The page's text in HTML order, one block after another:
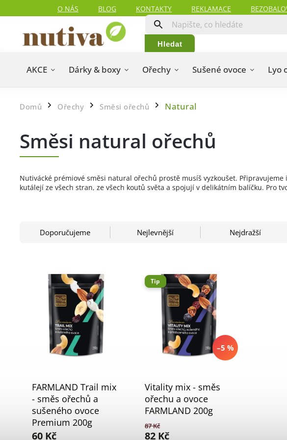
O NÁS BLOG KONTAKTY REKLAMACE
Hledat
AKCE Dárky & boxy Ořechy Sušené ovoce Lyo
Domů / Ořechy / Směsi ořechů / Natural
Směsi natural ořechů
Nutivácké prémiové směsi natural ořechů prostě musíš vyzkoušet.
kutálejí ze všech stran, ze všech koutů světa a spojují v delikátním balíčku. Pro
Doporučujeme Nejlevnější Nejdražší
FARMLAND Trail mix
- směs ořechů a
sušeného ovoce
Premium 200g
60 Kč
Tip
–5 %
Vitality mix - směs
ořechu a ovoce
FARMLAND 200g
87 Kč
82 Kč